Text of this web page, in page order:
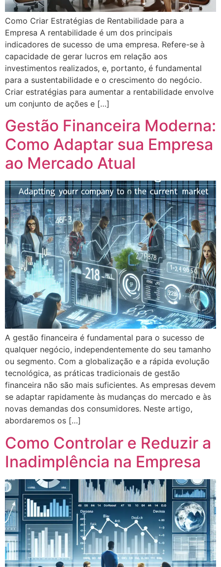
Como Criar Estratégias de Rentabilidade para a
Empresa A rentabilidade é um dos principais
indicadores de sucesso de uma empresa. Refere-se à
capacidade de gerar lucros em relação aos
investimentos realizados, e, portanto, é fundamental
para a sustentabilidade e o crescimento do negócio.
Criar estratégias para aumentar a rentabilidade envolve
um conjunto de ações e […]
Gestão Financeira Moderna:
Como Adaptar sua Empresa
ao Mercado Atual
A gestão financeira é fundamental para o sucesso de
qualquer negócio, independentemente do seu tamanho
ou segmento. Com a globalização e a rápida evolução
tecnológica, as práticas tradicionais de gestão
financeira não são mais suficientes. As empresas devem
se adaptar rapidamente às mudanças do mercado e às
novas demandas dos consumidores. Neste artigo,
abordaremos os […]
Como Controlar e Reduzir a
Inadimplência na Empresa